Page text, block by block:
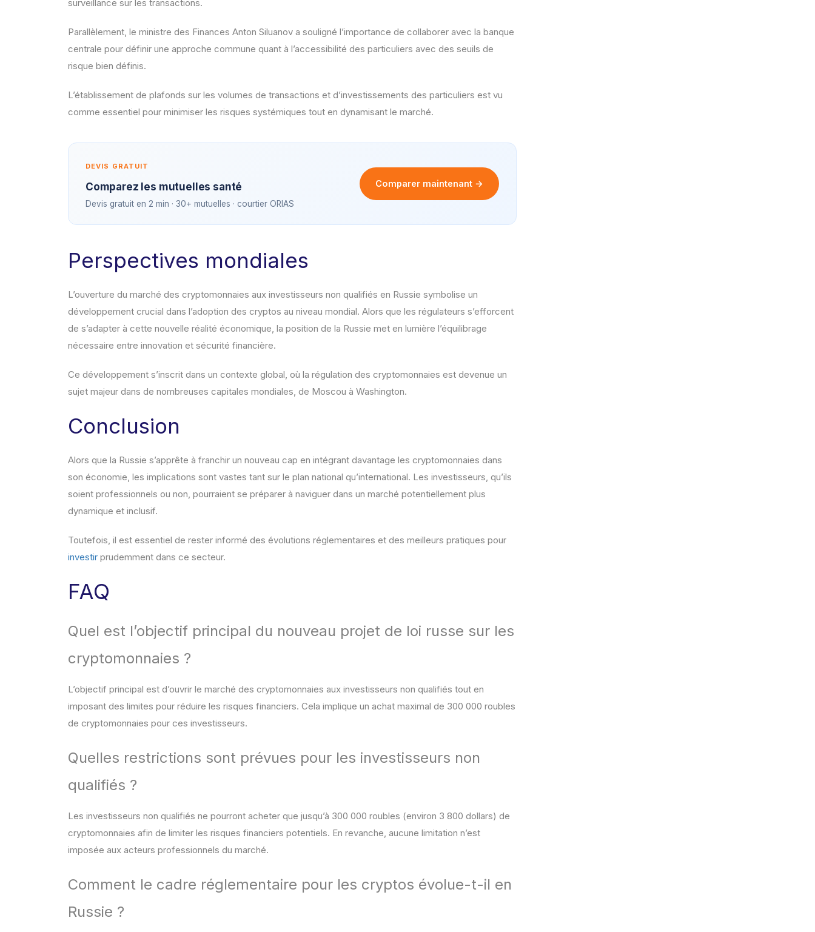
surveillance sur les transactions.
Parallèlement, le ministre des Finances Anton Siluanov a souligné l’importance de collaborer avec la banque
centrale pour définir une approche commune quant à l’accessibilité des particuliers avec des seuils de
risque bien définis.
L’établissement de plafonds sur les volumes de transactions et d’investissements des particuliers est vu
comme essentiel pour minimiser les risques systémiques tout en dynamisant le marché.
DEVIS GRATUIT
Comparez les mutuelles santé
Devis gratuit en 2 min · 30+ mutuelles · courtier ORIAS
Comparer maintenant →
Perspectives mondiales
L’ouverture du marché des cryptomonnaies aux investisseurs non qualifiés en Russie symbolise un
développement crucial dans l’adoption des cryptos au niveau mondial. Alors que les régulateurs s’efforcent
de s’adapter à cette nouvelle réalité économique, la position de la Russie met en lumière l’équilibrage
nécessaire entre innovation et sécurité financière.
Ce développement s’inscrit dans un contexte global, où la régulation des cryptomonnaies est devenue un
sujet majeur dans de nombreuses capitales mondiales, de Moscou à Washington.
Conclusion
Alors que la Russie s’apprête à franchir un nouveau cap en intégrant davantage les cryptomonnaies dans
son économie, les implications sont vastes tant sur le plan national qu’international. Les investisseurs, qu’ils
soient professionnels ou non, pourraient se préparer à naviguer dans un marché potentiellement plus
dynamique et inclusif.
Toutefois, il est essentiel de rester informé des évolutions réglementaires et des meilleurs pratiques pour
investir prudemment dans ce secteur.
FAQ
Quel est l’objectif principal du nouveau projet de loi russe sur les
cryptomonnaies ?
L’objectif principal est d’ouvrir le marché des cryptomonnaies aux investisseurs non qualifiés tout en
imposant des limites pour réduire les risques financiers. Cela implique un achat maximal de 300 000 roubles
de cryptomonnaies pour ces investisseurs.
Quelles restrictions sont prévues pour les investisseurs non
qualifiés ?
Les investisseurs non qualifiés ne pourront acheter que jusqu’à 300 000 roubles (environ 3 800 dollars) de
cryptomonnaies afin de limiter les risques financiers potentiels. En revanche, aucune limitation n’est
imposée aux acteurs professionnels du marché.
Comment le cadre réglementaire pour les cryptos évolue-t-il en
Russie ?